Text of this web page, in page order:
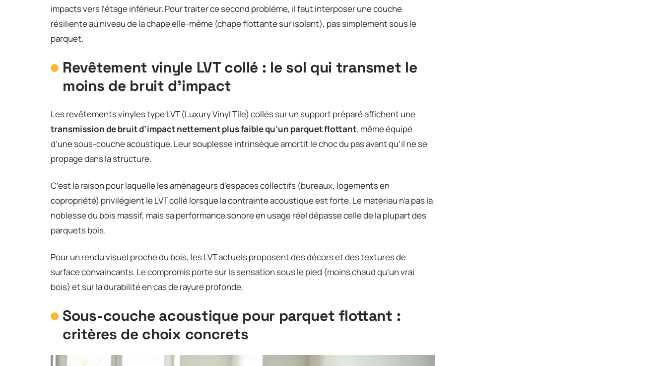
impacts vers l’étage inférieur. Pour traiter ce second problème, il faut interposer une couche
résiliente au niveau de la chape elle-même (chape flottante sur isolant), pas simplement sous le
parquet.
Revêtement vinyle LVT collé : le sol qui transmet le
moins de bruit d’impact
Les revêtements vinyles type LVT (Luxury Vinyl Tile) collés sur un support préparé affichent une
transmission de bruit d’impact nettement plus faible qu’un parquet flottant, même équipé
d’une sous-couche acoustique. Leur souplesse intrinsèque amortit le choc du pas avant qu’il ne se
propage dans la structure.
C’est la raison pour laquelle les aménageurs d’espaces collectifs (bureaux, logements en
copropriété) privilégient le LVT collé lorsque la contrainte acoustique est forte. Le matériau n’a pas la
noblesse du bois massif, mais sa performance sonore en usage réel dépasse celle de la plupart des
parquets bois.
Pour un rendu visuel proche du bois, les LVT actuels proposent des décors et des textures de
surface convaincants. Le compromis porte sur la sensation sous le pied (moins chaud qu’un vrai
bois) et sur la durabilité en cas de rayure profonde.
Sous-couche acoustique pour parquet flottant :
critères de choix concrets